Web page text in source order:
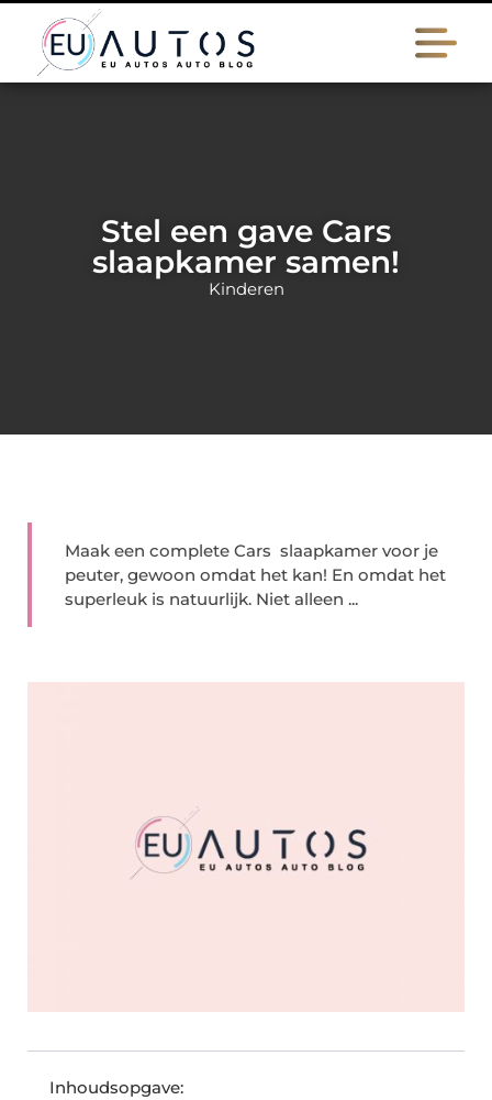
Stel een gave Cars
slaapkamer samen!
Kinderen
Maak een complete Cars slaapkamer voor je
peuter, gewoon omdat het kan! En omdat het
superleuk is natuurlijk. Niet alleen ...
Inhoudsopgave: